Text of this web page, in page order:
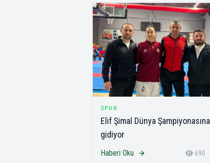
SPOR
Elif Şimal Dünya Şampiyonasına
gidiyor
Haberi Oku 690